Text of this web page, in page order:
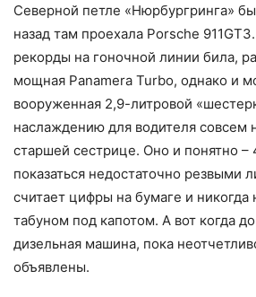
дизельная машина, пока
объявлены.
Так что с полной уверенностью
базовая «Панамера» сможет
хозяину жаркий август в самом что
октябре. Потому как самый
из «Порше» во втором своем
больше «Порше». Иной вопрос,
обстоятельство потенциальных
штутгартского люкс-седана?